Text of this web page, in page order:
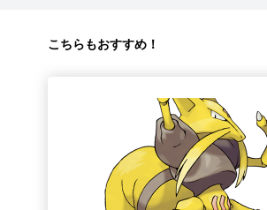
こちらもおすすめ！